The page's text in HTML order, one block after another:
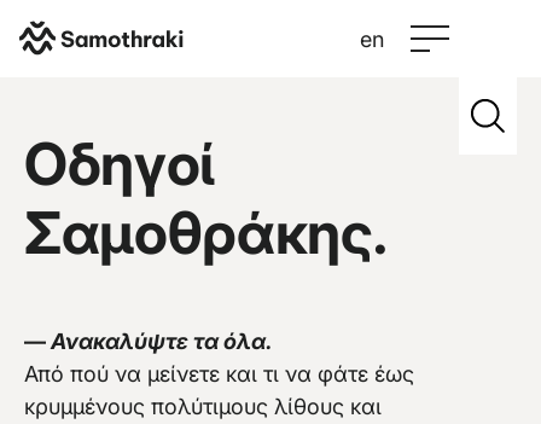
en
Vew more
Οδηγοί
Σαμοθράκης.
—Ανακαλύψτε τα όλα.
Από πού να μείνετε και τι να φάτε έως
κρυμμένους πολύτιμους λίθους και